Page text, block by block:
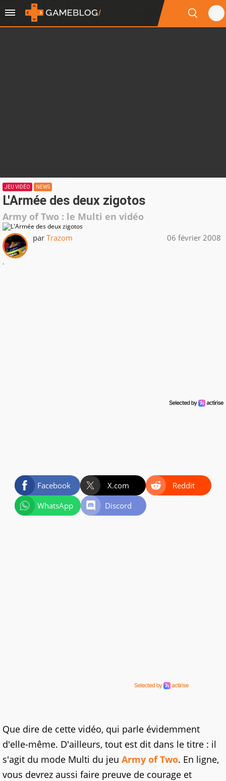
JEU VIDÉO NEWS
L'Armée des deux zigotos
Army of Two : le Multi en vidéo
par Trazom 06 février 2008
.
Facebook X.com
Reddit
WhatsApp
Discord
Que dire de cette vidéo, qui parle évidemment
d'elle-même. D'ailleurs, tout est dit dans le titre : il
s'agit du mode Multi du jeu Army of Two. En ligne,
vous devrez aussi faire preuve de courage et